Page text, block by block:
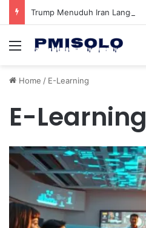
Menu
Home / E-Learning
E-Learning